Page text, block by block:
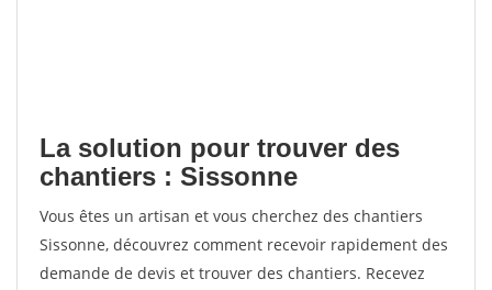
La solution pour trouver des
chantiers : Sissonne
Vous êtes un artisan et vous cherchez des chantiers
Sissonne, découvrez comment recevoir rapidement des
demande de devis et trouver des chantiers. Recevez